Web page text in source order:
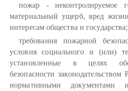
пожар - неконтролируемое
материальный ущерб, вред
интересам общества и государства;
требования пожарной
условия социального и (или)
установленные в целях
безопасности
нормативными документами